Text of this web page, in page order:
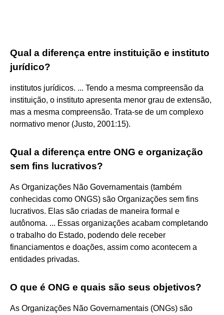
Qual a diferença entre instituição e instituto
jurídico?
institutos jurídicos. ... Tendo a mesma compreensão da
instituição, o instituto apresenta menor grau de extensão,
mas a mesma compreensão. Trata-se de um complexo
normativo menor (Justo, 2001:15).
Qual a diferença entre ONG e organização
sem fins lucrativos?
As Organizações Não Governamentais (também
conhecidas como ONGS) são Organizações sem fins
lucrativos. Elas são criadas de maneira formal e
autônoma. ... Essas organizações acabam completando
o trabalho do Estado, podendo dele receber
financiamentos e doações, assim como acontecem a
entidades privadas.
O que é ONG e quais são seus objetivos?
As Organizações Não Governamentais (ONGs) são